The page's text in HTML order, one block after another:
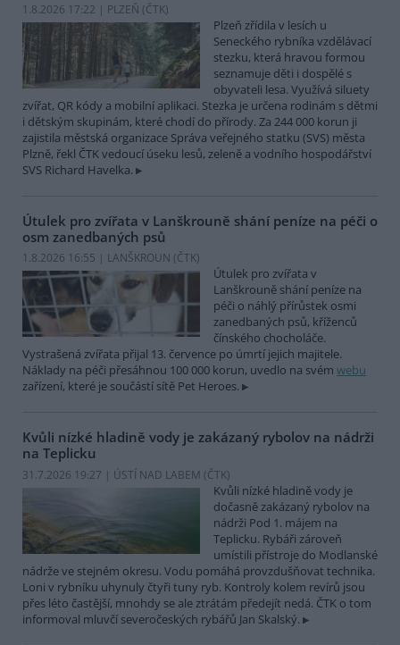
1.8.2026 17:22 | PLZEŇ (ČTK)
Plzeň zřídila v lesích u
Seneckého rybníka vzdělávací
stezku, která hravou formou
seznamuje děti i dospělé s
obyvateli lesa. Využívá siluety
zvířat, QR kódy a mobilní aplikaci. Stezka je určena rodinám s dětmi
i dětským skupinám, které chodí do přírody. Za 244 000 korun ji
zajistila městská organizace Správa veřejného statku (SVS) města
Plzně, řekl ČTK vedoucí úseku lesů, zeleně a vodního hospodářství
SVS Richard Havelka.
Útulek pro zvířata v Lanškrouně shání peníze na péči o
osm zanedbaných psů
1.8.2026 16:55 | LANŠKROUN (ČTK)
Útulek pro zvířata v
Lanškrouně shání peníze na
péči o náhlý přírůstek osmi
zanedbaných psů, kříženců
čínského chocholáče.
Vystrašená zvířata přijal 13. července po úmrtí jejich majitele.
Náklady na péči přesáhnou 100 000 korun, uvedlo na svém webu
zařízení, které je součástí sítě Pet Heroes.
Kvůli nízké hladině vody je zakázaný rybolov na nádrži
na Teplicku
31.7.2026 19:27 | ÚSTÍ NAD LABEM (ČTK)
Kvůli nízké hladině vody je
dočasně zakázaný rybolov na
nádrži Pod 1. májem na
Teplicku. Rybáři zároveň
umístili přístroje do Modlanské
nádrže ve stejném okresu. Vodu pomáhá provzdušňovat technika.
Loni v rybníku uhynuly čtyři tuny ryb. Kontroly kolem revírů jsou
přes léto častější, mnohdy se ale ztrátám předejít nedá. ČTK o tom
informoval mluvčí severočeských rybářů Jan Skalský.